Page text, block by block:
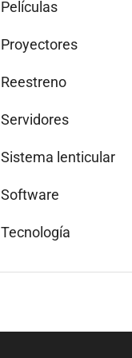
Películas
Proyectores
Reestreno
Servidores
Sistema lenticular
Software
Tecnología